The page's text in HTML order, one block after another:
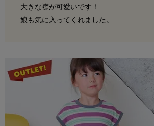
大きな襟が可愛いです！
娘も気に入ってくれました。